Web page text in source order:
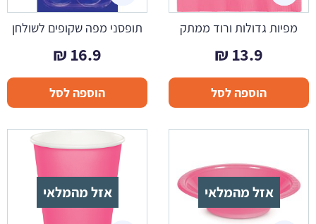
מפיות גדולות ורוד ממתק
13.9
₪
הוספה לסל
תופסני מפה שקופים לשולחן
16.9
₪
הוספה לסל
אזל מהמלאי אזל מהמלאי